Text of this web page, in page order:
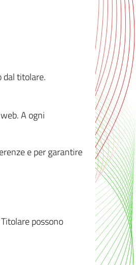
dal titolare.
A ogni
e per garantire
possono